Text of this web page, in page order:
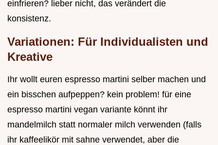
einfrieren? lieber nicht, das verändert die
konsistenz.
Variationen: Für Individualisten und
Kreative
Ihr wollt euren espresso martini selber machen und
ein bisschen aufpeppen? kein problem! für eine
espresso martini vegan variante könnt ihr
mandelmilch statt normaler milch verwenden (falls
ihr kaffeelikör mit sahne verwendet, aber die